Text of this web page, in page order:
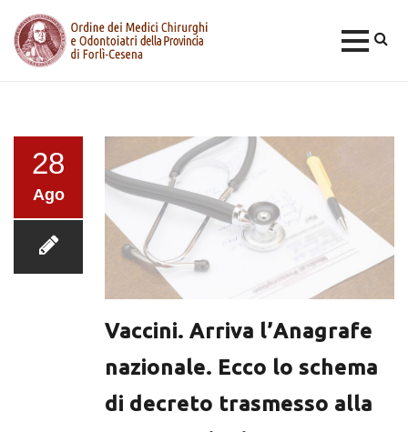
content
28
Ago
Vaccini. Arriva l’Anagrafe
nazionale. Ecco lo schema
di decreto trasmesso alla